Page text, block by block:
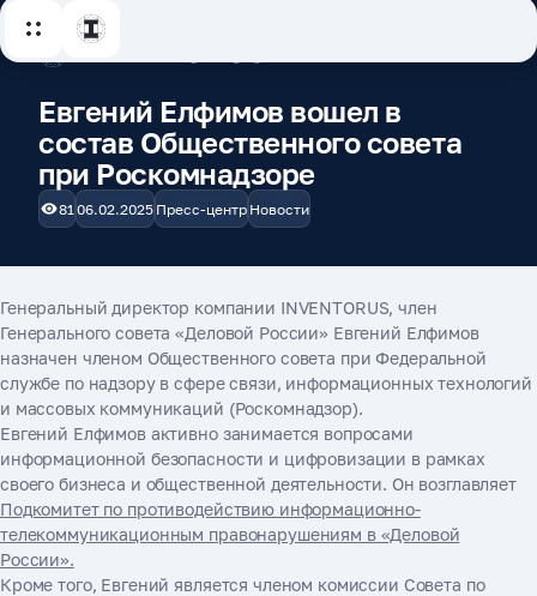
81 06.02.2025 Пресс-центр Новости
Евгений Елфимов вошел в
состав Общественного совета
при Роскомнадзоре
Генеральный директор компании INVENTORUS, член
Генерального совета «Деловой России» Евгений Елфимов
назначен членом Общественного совета при Федеральной
службе по надзору в сфере связи, информационных технологий
и массовых коммуникаций (Роскомнадзор).
Евгений Елфимов активно занимается вопросами
информационной безопасности и цифровизации в рамках
своего бизнеса и общественной деятельности. Он возглавляет
Подкомитет по противодействию информационно-
телекоммуникационным правонарушениям в «Деловой
России».
Кроме того, Евгений является членом комиссии Совета по